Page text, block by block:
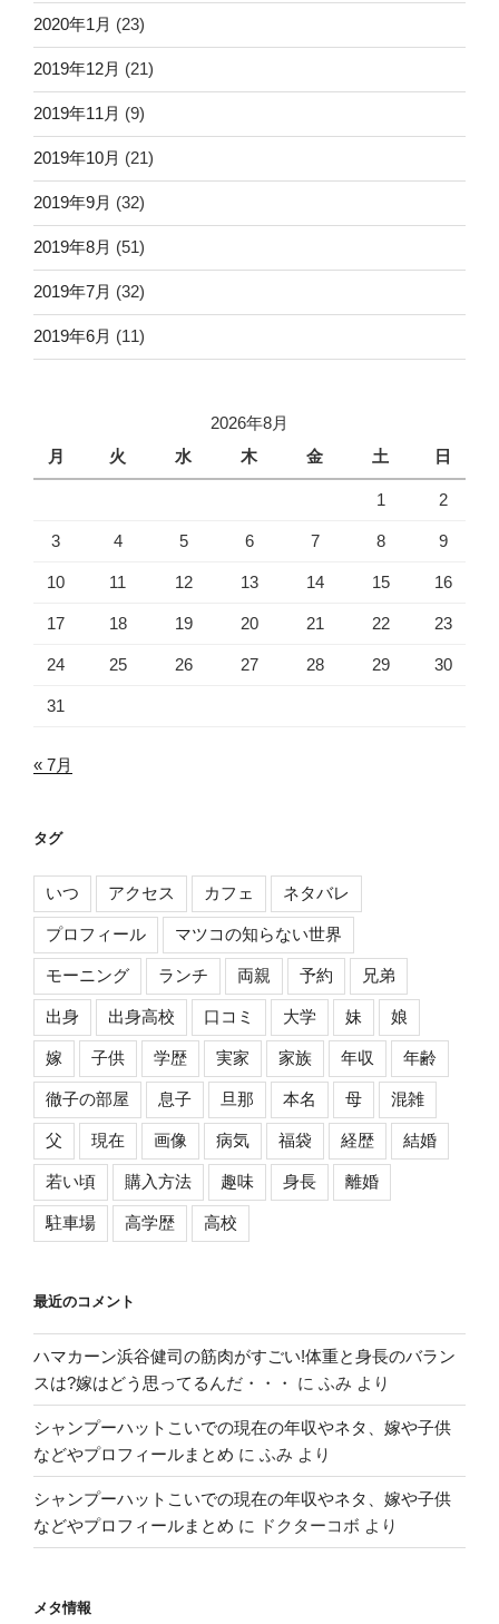
2020年1月 (23)
2019年12月 (21)
2019年11月 (9)
2019年10月 (21)
2019年9月 (32)
2019年8月 (51)
2019年7月 (32)
2019年6月 (11)
2026年8月
月
火 水 木 金 土 日
1 2
3 4 5 6 7 8 9
10 11 12 13 14 15 16
17 18 19 20 21 22 23
24 25 26 27 28 29 30
31
« 7月
タグ
いつ アクセス カフェ ネタバレ
プロフィール マツコの知らない世界
モーニング ランチ 両親 予約 兄弟
出身 出身高校 口コミ 大学 妹 娘
嫁 子供 学歴 実家 家族 年収 年齢
徹子の部屋 息子 旦那 本名 母 混雑
父 現在 画像 病気 福袋 経歴 結婚
若い頃 購入方法 趣味 身長 離婚
駐車場 高学歴 高校
最近のコメント
ハマカーン浜谷健司の筋肉がすごい!体重と身長のバラン
スは?嫁はどう思ってるんだ・・・
に ふみ より
シャンプーハットこいでの現在の年収やネタ、嫁や子供
などやプロフィールまとめ に ふみ より
シャンプーハットこいでの現在の年収やネタ、嫁や子供
などやプロフィールまとめ に ドクターコボ より
メタ情報